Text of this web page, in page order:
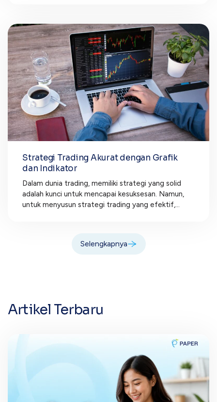
Strategi Trading Akurat dengan Grafik
dan Indikator
Dalam dunia trading, memiliki strategi yang solid
adalah kunci untuk mencapai kesuksesan. Namun,
untuk menyusun strategi trading yang efektif,...
Selengkapnya
Artikel Terbaru